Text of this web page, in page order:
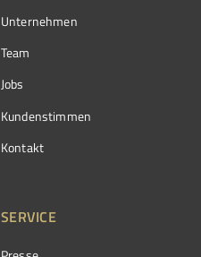
Unternehmen
Team
Jobs
Kundenstimmen
Kontakt
SERVICE